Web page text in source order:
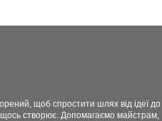
щоб спростити шлях від ідеї до
щось створює. Допомагаємо майстрам,